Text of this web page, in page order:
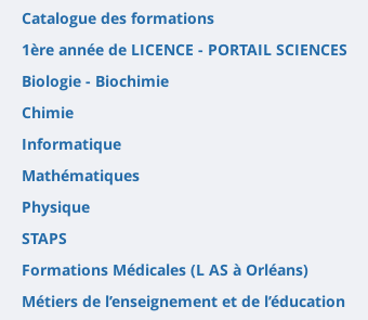
Catalogue des formations
1ère année de LICENCE - PORTAIL SCIENCES
Biologie - Biochimie
Chimie
Informatique
Mathématiques
Physique
STAPS
Formations Médicales (L AS à Orléans)
Métiers de l’enseignement et de l’éducation